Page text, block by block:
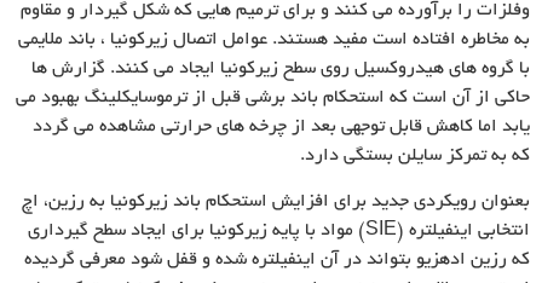
وفلزات را برآورده می کنند و برای ترمیم هایی که شکل گیردار و مقاوم
به مخاطره افتاده است مفید هستند. عوامل اتصال زیرکونیا ، باند ملایمی
با گروه های هیدروکسیل روی سطح زیرکونیا ایجاد می کنند. گزارش ها
حاکی از آن است که استحکام باند برشی قبل از ترموسایکلینگ بهبود می
یابد اما کاهش قابل توجهی بعد از چرخه های حرارتی مشاهده می گردد
که به تمرکز سایلن بستگی دارد.
بعنوان رویکردی جدید برای افزایش استحکام باند زیرکونیا به رزین، اچ
انتخابی اینفیلتره (SIE) مواد با پایه زیرکونیا برای ایجاد سطح گیرداری
که رزین ادهزیو بتواند در آن اینفیلتره شده و قفل شود معرفی گردیده